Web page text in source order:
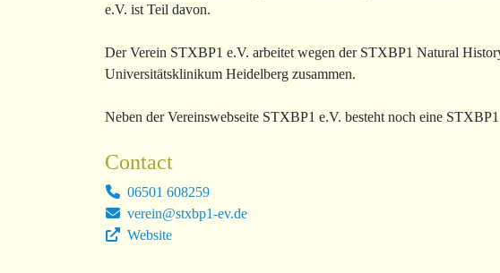
e.V. ist Teil davon.
Der Verein STXBP1 e.V. arbeitet wegen der STXBP1 Natural
Universitätsklinikum Heidelberg zusammen.
Neben der Vereinswebseite STXBP1 e.V. besteht noch eine
Contact
06501 608259
verein@stxbp1-ev.de
Website